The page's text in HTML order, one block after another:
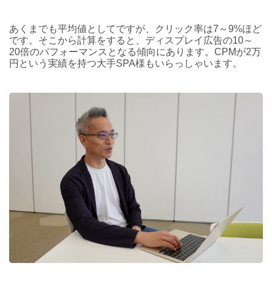
あくまでも平均値としてですが、クリック率は7～9%ほど
です。そこから計算をすると、ディスプレイ広告の10～
20倍のパフォーマンスとなる傾向にあります。CPMが2万
円という実績を持つ大手SPA様もいらっしゃいます。